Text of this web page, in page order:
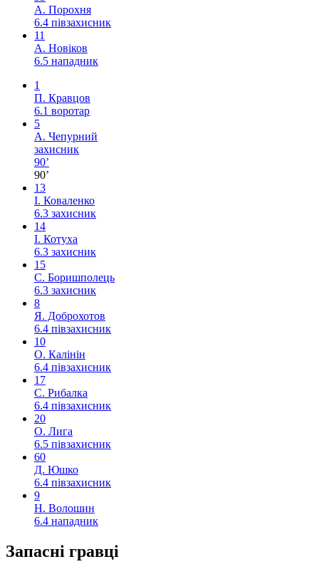
А. Порохня
6.4 півзахисник
11
А. Новіков
6.5 нападник
1
П. Кравцов
6.1 воротар
5
А. Чепурний
захисник
90’
90’
13
І. Коваленко
6.3 захисник
14
І. Котуха
6.3 захисник
15
С. Боришполець
6.3 захисник
8
Я. Доброхотов
6.4 півзахисник
10
О. Калінін
6.4 півзахисник
17
С. Рибалка
6.4 півзахисник
20
О. Лига
6.5 півзахисник
60
Д. Юшко
6.4 півзахисник
9
Н. Волошин
6.4 нападник
Запасні гравці